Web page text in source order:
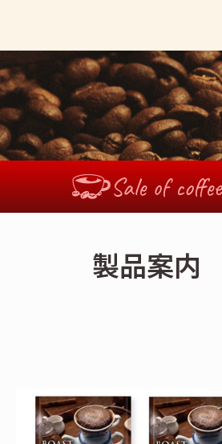
Sale of coffee
製品案内